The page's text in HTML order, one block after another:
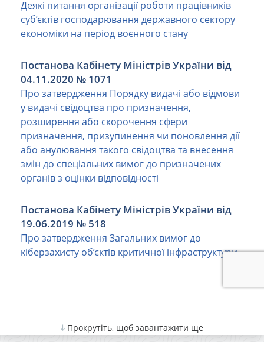
Деякі питання організації роботи працівників
суб’єктів господарювання державного сектору
економіки на період воєнного стану
Постанова Кабінету Міністрів України від
04.11.2020 № 1071
Про затвердження Порядку видачі або відмови
у видачі свідоцтва про призначення,
розширення або скорочення сфери
призначення, призупинення чи поновлення дії
або анулювання такого свідоцтва та внесення
змін до спеціальних вимог до призначених
органів з оцінки відповідності
Постанова Кабінету Міністрів України від
19.06.2019 № 518
Про затвердження Загальних вимог до
кіберзахисту об’єктів критичної інфраструктури
Прокрутіть, щоб завантажити ще